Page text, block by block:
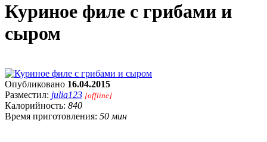
Куриное филе с грибами и
сыром
Опубликовано 16.04.2015
Разместил: julia123 [offline]
Калорийность: 840
Время приготовления: 50 мин